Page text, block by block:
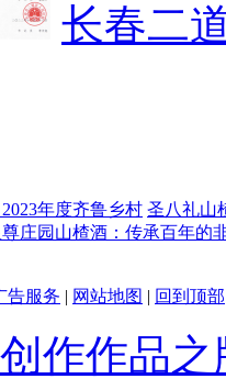
长春二
年度齐鲁乡村 圣八礼山
尊庄园山楂酒：传承百年的
告服务 | 网站地图 | 回到顶部
创作作品